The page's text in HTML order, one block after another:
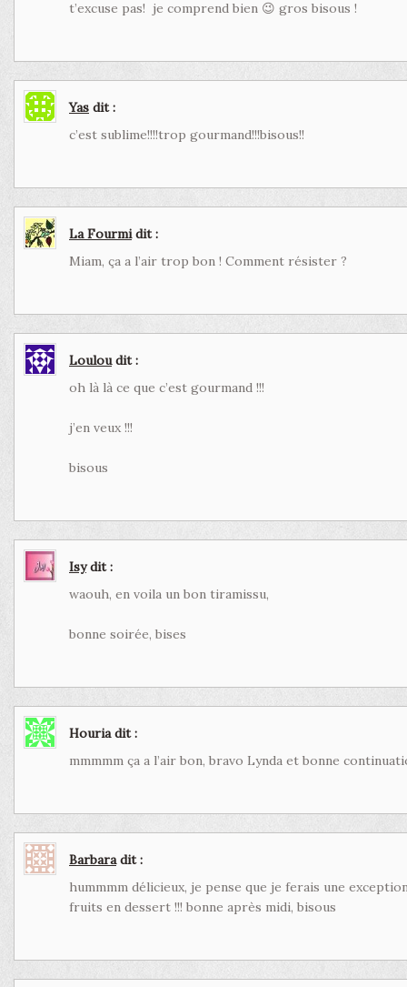
t’excuse pas! je comprend bien 😉 gros bisous !
Yas dit :
c’est sublime!!!!trop gourmand!!!bisous!!
La Fourmi dit :
Miam, ça a l’air trop bon ! Comment résister ?
Loulou dit :
oh là là ce que c’est gourmand !!!
j’en veux !!!
bisous
Isy dit :
waouh, en voila un bon tiramissu,
bonne soirée, bises
Houria dit :
mmmmm ça a l’air bon, bravo Lynda et bonne
Barbara dit :
hummmm délicieux, je pense que je ferais une
fruits en dessert !!! bonne après midi, bisous